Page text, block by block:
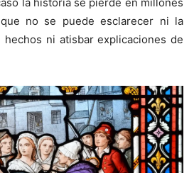
no se puede esclarecer ni la
hechos ni atisbar explicaciones de